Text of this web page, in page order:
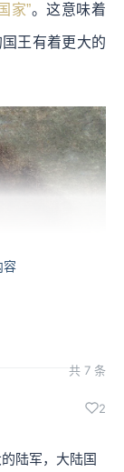
家”。这意味着
王有着更大的
容
共 7 条
2
陆军，大陆国